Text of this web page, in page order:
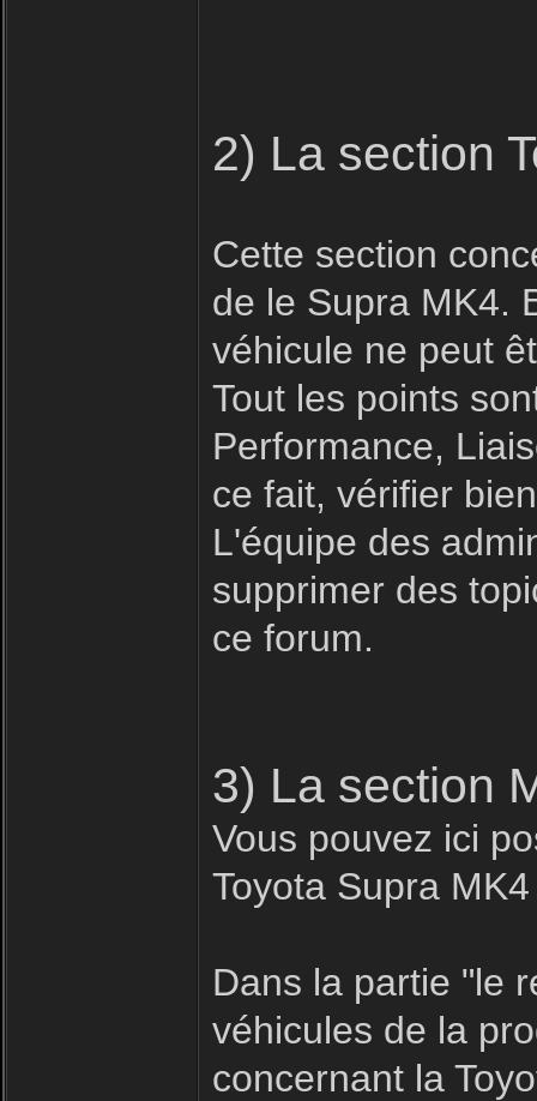
2) La section
Cette section
de le Supra MK4.
véhicule ne peut
Tout les points
Performance,
ce fait, vérifier
L'équipe des
supprimer des
ce forum.
3) La section
Vous pouvez ici
Toyota Supra MK4
Dans la partie "le
véhicules de la
concernant la